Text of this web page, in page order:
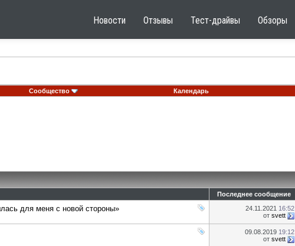
Новости Отзывы Тест-драйвы Обзоры
Сообщество Календарь
Последнее сообщение
для меня с новой стороны» 24.11.2021 16:52
от svett
09.08.2019 19:12
от svett